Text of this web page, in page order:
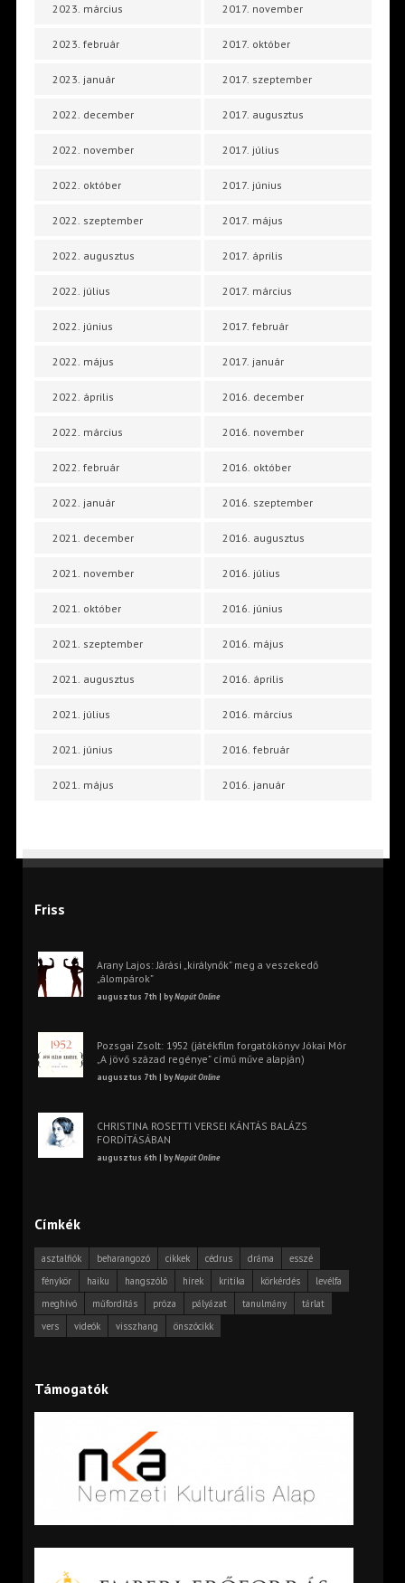
2023. március
2023. február
2023. január
2022. december
2022. november
2022. október
2022. szeptember
2022. augusztus
2022. július
2022. június
2022. május
2022. április
2022. március
2022. február
2022. január
2021. december
2021. november
2021. október
2021. szeptember
2021. augusztus
2021. július
2021. június
2021. május
2017. november
2017. október
2017. szeptember
2017. augusztus
2017. július
2017. június
2017. május
2017. április
2017. március
2017. február
2017. január
2016. december
2016. november
2016. október
2016. szeptember
2016. augusztus
2016. július
2016. június
2016. május
2016. április
2016. március
2016. február
2016. január
Friss
Arany Lajos: Járási „királynők” meg a veszekedő
„álompárok”
augusztus 7th | byNapút Online
Pozsgai Zsolt: 1952 (játékfilm forgatókönyv Jókai Mór
„A jövő század regénye” című műve alapján)
augusztus 7th | byNapút Online
CHRISTINA ROSETTI VERSEI KÁNTÁS BALÁZS
FORDÍTÁSÁBAN
augusztus 6th | byNapút Online
Címkék
asztalfiók beharangozó cikkek cédrus dráma
esszé
fénykör
haiku hangszóló hírek kritika körkérdés
levélfa
meghívó
műfordítás próza pályázat tanulmány
tárlat
vers
videók visszhang önszócikk
Támogatók